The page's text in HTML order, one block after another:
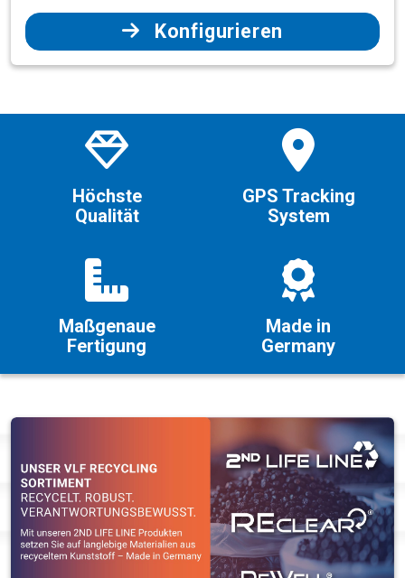
Konfigurieren
Höchste
Qualität
GPS Tracking
System
Maßgenaue
Fertigung
Made in
Germany